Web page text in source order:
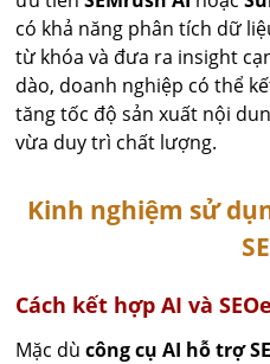
có khả năng phân tích dữ
từ khóa và đưa ra insight
dào, doanh nghiệp có thể
tăng tốc độ sản xuất nội
vừa duy trì chất lượng.
Kinh nghiệm sử
Cách kết hợp AI và
Mặc dùcông cụ AI hỗ trợ